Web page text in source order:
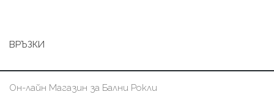
ВРЪЗКИ
Он-лайн Магазин за Бални Рокли